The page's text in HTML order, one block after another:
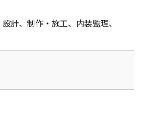
計、制作・施工、内装監理、